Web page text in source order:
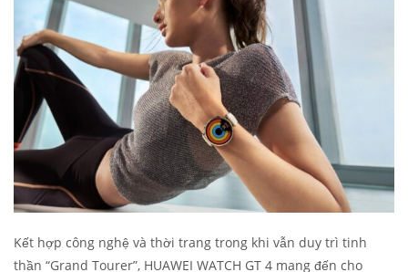
Kết hợp công nghệ và thời trang trong khi vẫn duy trì tinh
thần “Grand Tourer”, HUAWEI WATCH GT 4 mang đến cho